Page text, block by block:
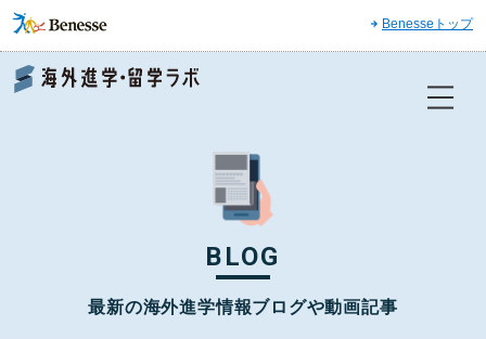
Benesseトップ
BLOG
最新の海外進学情報ブログや動画記事